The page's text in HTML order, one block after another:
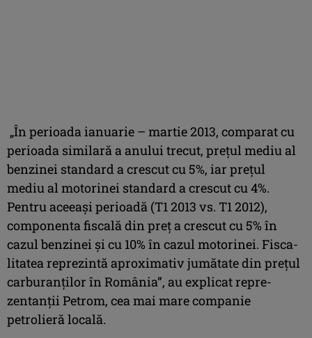
„În perioada ianuarie – martie 2013, com­parat cu
perioada similară a anului trecut, preţul mediu al
benzinei standard a crescut cu 5%, iar preţul
mediu al motorinei stan­dard a crescut cu 4%.
Pentru aceeaşi pe­rioa­dă (T1 2013 vs. T1 2012),
componenta fis­cală din preţ a crescut cu 5% în
cazul ben­zinei şi cu 10% în cazul motorinei. Fisca­
li­ta­tea re­prezintă aproximativ jumătate din pre­ţul
car­buranţilor în România”, au explicat re­pre­
zentanţii Petrom, cea mai mare com­pa­nie
petrolieră locală.